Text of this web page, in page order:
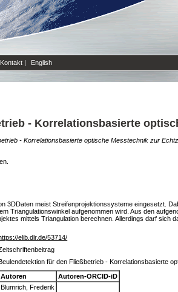
Kontakt | English
- Korrelationsbasierte
- Korrelationsbasierte optische Messtechnik zur
3D­Daten meist Streifenprojektionssysteme eingesetzt.
Triangulationswinkel aufgenommen wird. Aus den
mittels Triangulation berechnen. Allerdings darf sich
elib.dlr.de/53714/
Beulendetektion für den Fließbetrieb - Korrelationsbasierte
Autoren
Autoren-ORCID-iD
Blumrich, Frederik